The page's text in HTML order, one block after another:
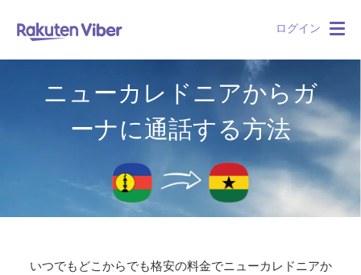
ログイン
ニューカレドニアからガ
ーナに通話する方法
いつでもどこからでも格安の料金でニューカレドニアか